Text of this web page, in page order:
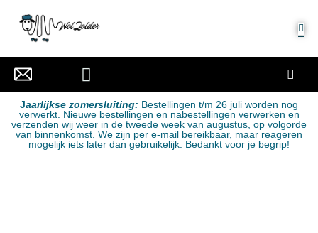
Jaarlijkse zomersluiting: Bestellingen t/m 26 juli worden nog
verwerkt. Nieuwe bestellingen en nabestellingen verwerken en
verzenden wij weer in de tweede week van augustus, op volgorde
van binnenkomst. We zijn per e-mail bereikbaar, maar reageren
mogelijk iets later dan gebruikelijk. Bedankt voor je begrip!